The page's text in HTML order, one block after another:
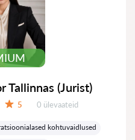
Tallinnas (Jurist)
5 Ülevaateid:
0 ülevaateid
kohtuvaidlused